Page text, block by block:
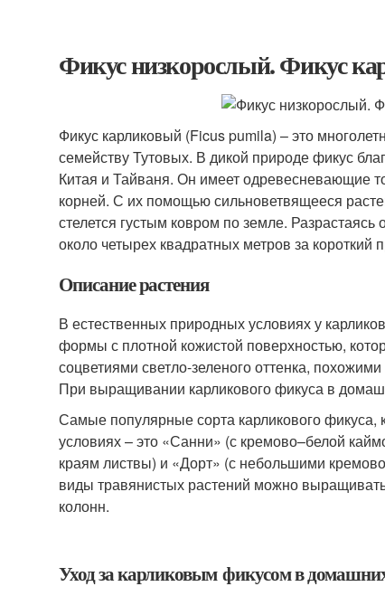
Фикус низкорослый. Фикус
Фикус карликовый (Ficus pumila) – это
семейству Тутовых. В дикой природе фикус
Китая и Тайваня. Он имеет одревесневающие
корней. С их помощью сильноветвящееся
стелется густым ковром по земле.
около четырех квадратных метров за короткий
Описание растения
В естественных природных условиях у
формы с плотной кожистой поверхностью,
соцветиями светло-зеленого оттенка,
При выращивании карликового фикуса в
Самые популярные сорта карликового
условиях – это «Санни» (с кремово–белой
краям листвы) и «Дорт» (с небольшими
виды травянистых растений можно
колонн.
Уход за карликовым фикусом в